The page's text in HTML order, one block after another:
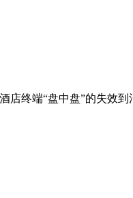
终端“盘中盘”的失效